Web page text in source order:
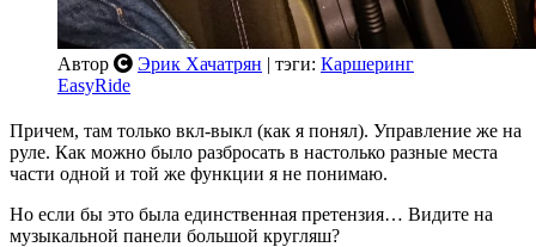
Автор Эрик Хачатрян | тэги: Каршеринг
EasyRide
Причем, там только вкл-выкл (как я понял). Управление же на
руле. Как можно было разбросать в настолько разные места
части одной и той же функции я не понимаю.
Но если бы это была единственная претензия… Видите на
музыкальной панели большой кругляш?